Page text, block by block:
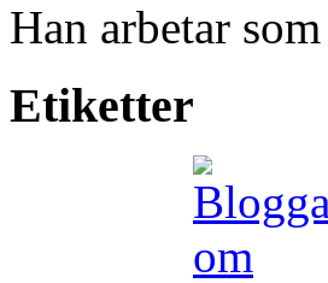
Han arbetar
Etiketter